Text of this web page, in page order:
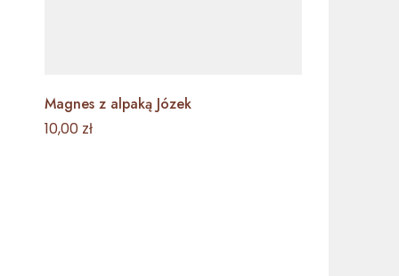
Magnes z alpaką Józek
10,00 zł